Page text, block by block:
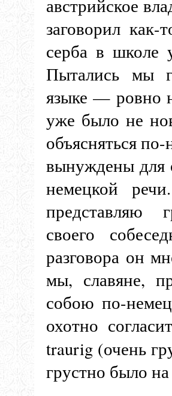
австрийское
заговорил
серба в школе
Пытались мы
языке — ровно
уже было не
объясняться
вынуждены для
немецкой
представляю
своего
разговора он
мы, славяне,
собою по-
охотно
traurig (очень
грустно было